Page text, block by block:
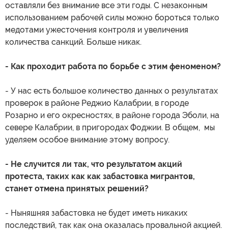
оставляли без внимание все эти годы. С незаконным
использованием рабочей силы можно бороться только
медотами ужесточения контроля и увеличения
количества санкций. Больше никак.
- Как проходит работа по борьбе с этим феноменом?
- У нас есть большое количество данных о результатах
проверок в районе Реджио Калабрии, в городе
Розарно и его окресностях, в районе города Эболи, на
севере Калабрии, в пригородах Фоджии. В общем, мы
уделяем особое внимание этому вопросу.
- Не случится ли так, что результатом акций
протеста, таких как как забастовка мигрантов,
станет отмена принятых решений?
- Ныняшняя забастовка не будет иметь никаких
последствий, так как она оказалась провальной акцией.